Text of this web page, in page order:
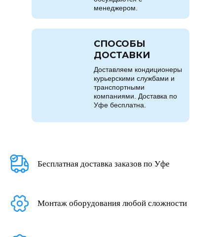
менеджером.
Доставляем кондиционеры
курьерскими службами и
транспортными
компаниями. Доставка по
Уфе бесплатна.
СПОСОБЫ
ДОСТАВКИ
Бесплатная доставка заказов по Уфе
Монтаж оборудования любой сложности